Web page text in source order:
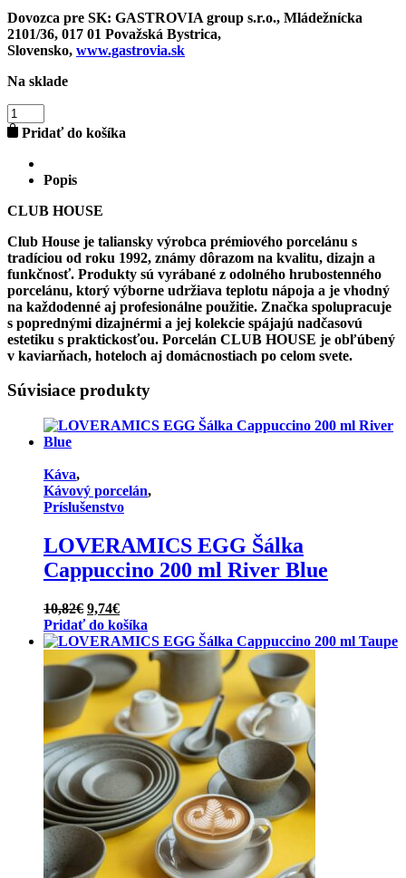
Dovozca pre SK: GASTROVIA group s.r.o., Mládežnícka
2101/36, 017 01 Považská Bystrica,
Slovensko, www.gastrovia.sk
Na sklade
množstvo
GARDENIA
LIGHT
GREEN
Pridať do košíka
Popis
CLUB HOUSE
Club House je taliansky výrobca prémiového porcelánu s
tradíciou od roku 1992, známy dôrazom na kvalitu, dizajn a
funkčnosť. Produkty sú vyrábané z odolného hrubostenného
porcelánu, ktorý výborne udržiava teplotu nápoja a je vhodný
na každodenné aj profesionálne použitie. Značka spolupracuje
s poprednými dizajnérmi a jej kolekcie spájajú nadčasovú
estetiku s praktickosťou. Porcelán CLUB HOUSE je obľúbený
v kaviarňach, hoteloch aj domácnostiach po celom svete.
Súvisiace produkty
Káva,
Kávový porcelán,
Príslušenstvo
LOVERAMICS EGG Šálka
Cappuccino 200 ml River Blue
10,82€ Pôvodná
cena
bola:
10,82€.
9,74€Aktuálna
cena
je:
9,74€.
Pridať do košíka